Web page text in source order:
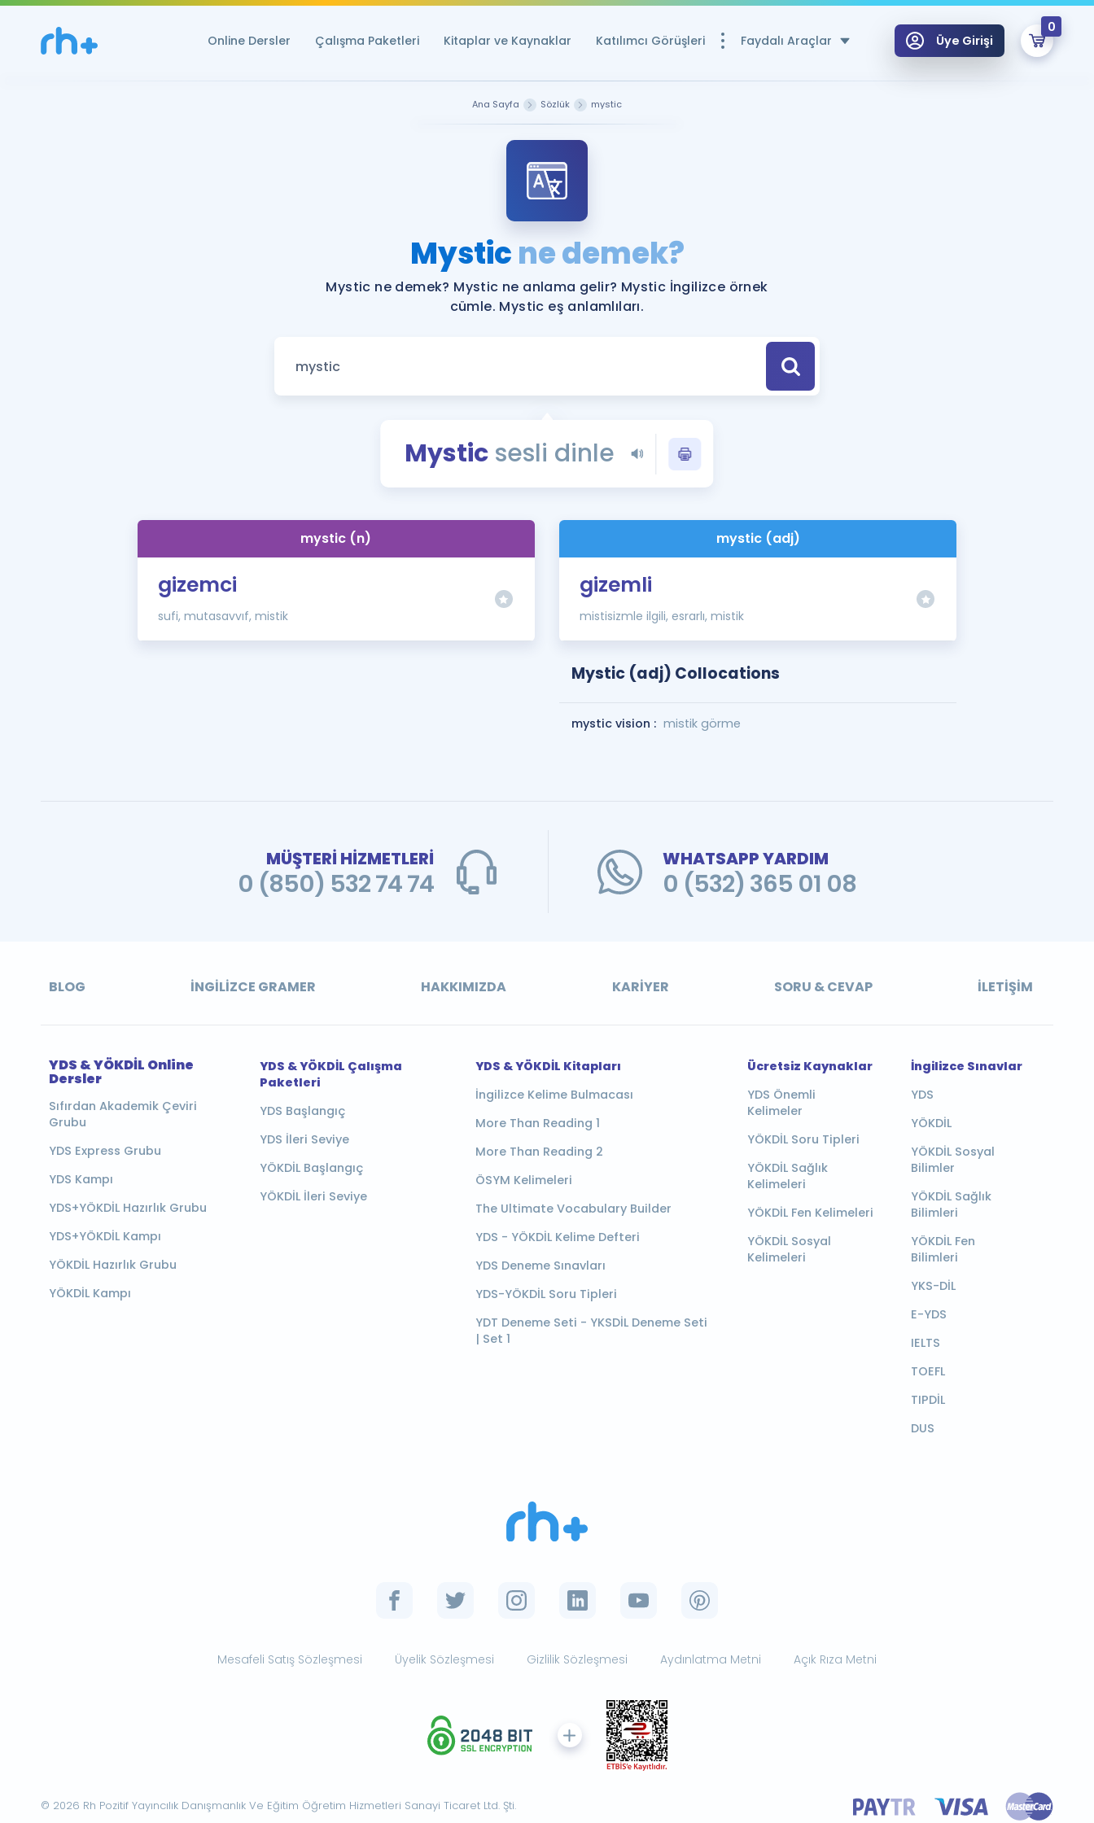
Online Dersler Çalışma Paketleri Kitaplar ve Kaynaklar Katılımcı Görüşleri Faydalı Araçlar
YDS ve YÖKDİL Puan Hesaplama Aracı
Rehberlik Aracı
YDS ve YÖKDİL'e Hazırlananlar için Öneriler
Tüm ÖSYM Sınavları Tek Takvimde
YDS - YÖKDİL Tüm Sınavlarla İlgili Haberler
İngilizce Gramer
Üye Girişi
0
Ana Sayfa Sözlük mystic
Mysticne demek?
Mystic ne demek? Mystic ne anlama gelir? Mystic İngilizce örnek
cümle. Mystic eş anlamlıları.
Mystic sesli dinle
mystic (n)
gizemci
sufi, mutasavvıf, mistik
mystic (adj)
gizemli
mistisizmle ilgili, esrarlı, mistik
Mystic (adj) Collocations
mystic vision : mistik görme
MÜŞTERİ HİZMETLERİ
0 (850) 532 74 74
WHATSAPP YARDIM
0 (532) 365 01 08
BLOG İNGILIZCE GRAMER HAKKIMIZDA KARIYER SORU & CEVAP İLETIŞIM
YDS & YÖKDİL Online
Dersler
Sıfırdan Akademik Çeviri
Grubu
YDS Express Grubu
YDS Kampı
YDS+YÖKDİL Hazırlık Grubu
YDS+YÖKDİL Kampı
YÖKDİL Hazırlık Grubu
YÖKDİL Kampı
YDS & YÖKDİL Çalışma
Paketleri
YDS Başlangıç
YDS İleri Seviye
YÖKDİL Başlangıç
YÖKDİL İleri Seviye
YDS & YÖKDİL Kitapları
İngilizce Kelime Bulmacası
More Than Reading 1
More Than Reading 2
ÖSYM Kelimeleri
The Ultimate Vocabulary Builder
YDS - YÖKDİL Kelime Defteri
YDS Deneme Sınavları
YDS-YÖKDİL Soru Tipleri
YDT Deneme Seti - YKSDİL Deneme Seti
| Set 1
Ücretsiz Kaynaklar
YDS Önemli
Kelimeler
YÖKDİL Soru Tipleri
YÖKDİL Sağlık
Kelimeleri
YÖKDİL Fen Kelimeleri
YÖKDİL Sosyal
Kelimeleri
İngilizce Sınavlar
YDS
YÖKDİL
YÖKDİL Sosyal
Bilimler
YÖKDİL Sağlık
Bilimleri
YÖKDİL Fen
Bilimleri
YKS-DİL
E-YDS
IELTS
TOEFL
TIPDİL
DUS
Mesafeli Satış Sözleşmesi Üyelik Sözleşmesi Gizlilik Sözleşmesi Aydınlatma Metni Açık Rıza Metni
© 2026 Rh Pozitif Yayıncılık Danışmanlık Ve Eğitim Öğretim Hizmetleri Sanayi Ticaret Ltd. Şti.